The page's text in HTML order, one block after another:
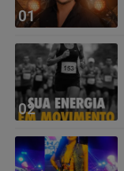
01
02